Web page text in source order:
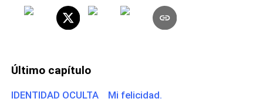
Último capítulo
IDENTIDAD OCULTA Mi felicidad.